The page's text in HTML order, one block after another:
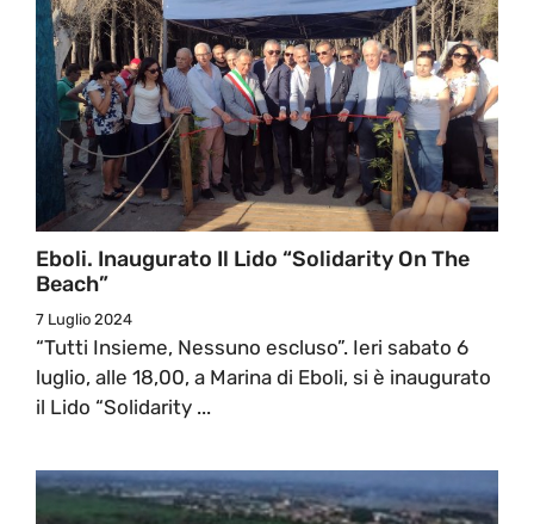
Eboli. Inaugurato Il Lido “Solidarity On The
Beach”
7 Luglio 2024
“Tutti Insieme, Nessuno escluso”. Ieri sabato 6
luglio, alle 18,00, a Marina di Eboli, si è inaugurato
il Lido “Solidarity ...